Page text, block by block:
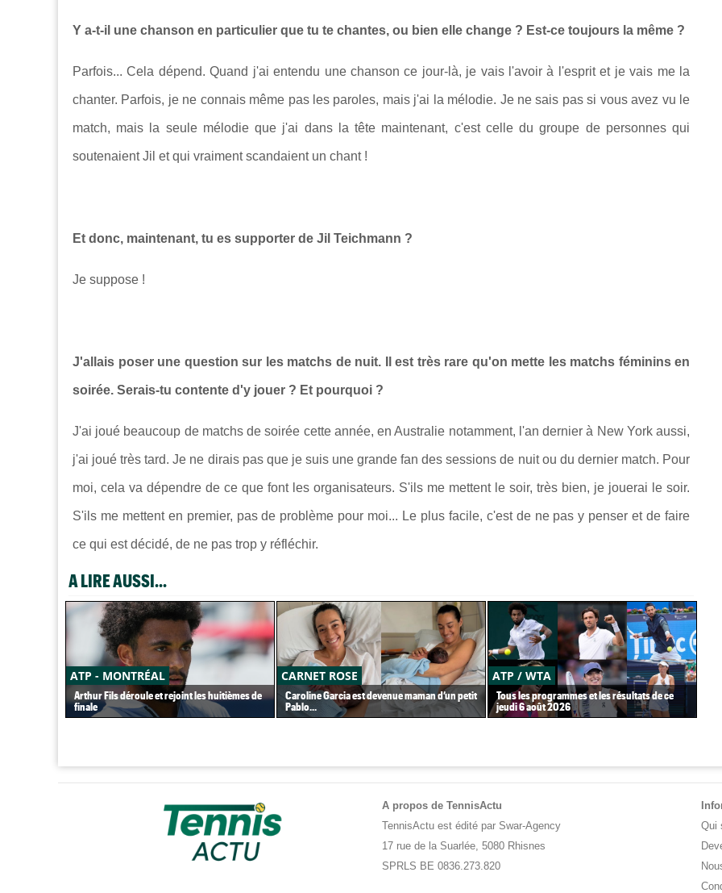
Y a-t-il une chanson en particulier que tu te chantes, ou bien elle change ? Est-ce toujours la même ?
Parfois... Cela dépend. Quand j'ai entendu une chanson ce jour-là, je vais l'avoir à l'esprit et je vais me la
chanter. Parfois, je ne connais même pas les paroles, mais j'ai la mélodie. Je ne sais pas si vous avez vu le
match, mais la seule mélodie que j'ai dans la tête maintenant, c'est celle du groupe de personnes qui
soutenaient Jil et qui vraiment scandaient un chant !
Et donc, maintenant, tu es supporter de Jil Teichmann ?
Je suppose !
J'allais poser une question sur les matchs de nuit. Il est très rare qu'on mette les matchs féminins en
soirée. Serais-tu contente d'y jouer ? Et pourquoi ?
J'ai joué beaucoup de matchs de soirée cette année, en Australie notamment, l'an dernier à New York aussi,
j'ai joué très tard. Je ne dirais pas que je suis une grande fan des sessions de nuit ou du dernier match. Pour
moi, cela va dépendre de ce que font les organisateurs. S'ils me mettent le soir, très bien, je jouerai le soir.
S'ils me mettent en premier, pas de problème pour moi... Le plus facile, c'est de ne pas y penser et de faire
ce qui est décidé, de ne pas trop y réfléchir.
A LIRE AUSSI...
ATP - MONTRÉAL
Arthur Fils déroule et rejoint les huitièmes de
finale
CARNET ROSE
Caroline Garcia est devenue maman d’un petit
Pablo...
ATP / WTA
Tous les programmes et les résultats de ce
jeudi 6 août 2026
A propos de TennisActu
TennisActu est édité par Swar-Agency
17 rue de la Suarlée, 5080 Rhisnes
SPRLS BE 0836.273.820
Qui